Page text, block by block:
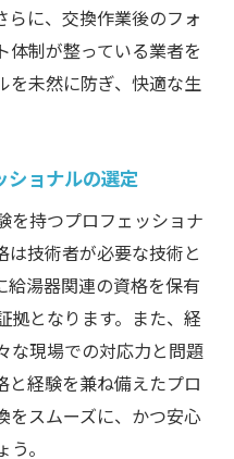
らに、交換作業後のフォ
体制が整っている業者を
を未然に防ぎ、快適な生
ショナルの選定
を持つプロフェッショナ
は技術者が必要な技術と
給湯器関連の資格を保有
拠となります。また、経
な現場での対応力と問題
と経験を兼ね備えたプロ
をスムーズに、かつ安心
。